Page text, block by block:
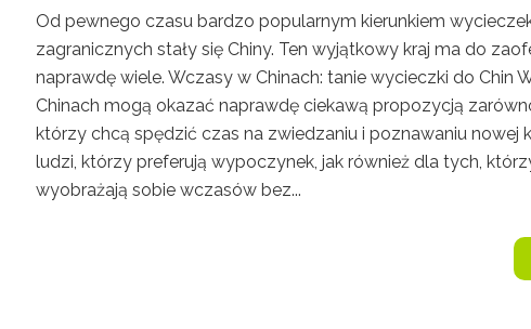
Od pewnego czasu bardzo popularnym kierunkiem
zagranicznych stały się Chiny. Ten wyjątkowy kraj ma do
naprawdę wiele. Wczasy w Chinach: tanie wycieczki do Chin
Chinach mogą okazać naprawdę ciekawą propozycją
którzy chcą spędzić czas na zwiedzaniu i poznawaniu nowej
ludzi, którzy preferują wypoczynek, jak również dla tych,
wyobrażają sobie wczasów bez...